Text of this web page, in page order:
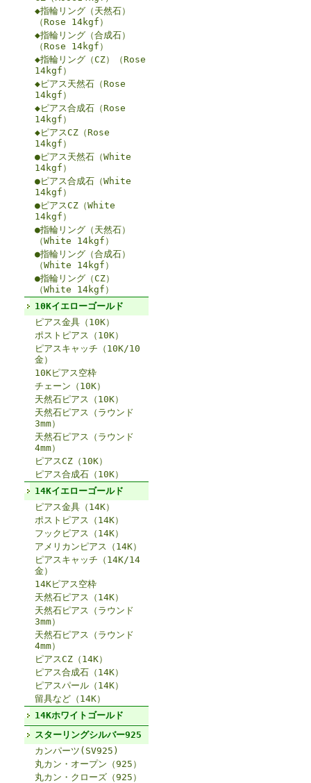
◆指輪リング（天然石）
（Rose 14kgf）
◆指輪リング（合成石）
（Rose 14kgf）
◆指輪リング（CZ）（Rose
14kgf）
◆ピアス天然石（Rose
14kgf）
◆ピアス合成石（Rose
14kgf）
◆ピアスCZ（Rose
14kgf）
●ピアス天然石（White
14kgf）
●ピアス合成石（White
14kgf）
●ピアスCZ（White
14kgf）
●指輪リング（天然石）
（White 14kgf）
●指輪リング（合成石）
（White 14kgf）
●指輪リング（CZ）
（White 14kgf）
10Kイエローゴールド
ピアス金具（10K）
ポストピアス（10K）
ピアスキャッチ（10K/10
金）
10Kピアス空枠
チェーン（10K）
天然石ピアス（10K）
天然石ピアス（ラウンド
3mm）
天然石ピアス（ラウンド
4mm）
ピアスCZ（10K）
ピアス合成石（10K）
14Kイエローゴールド
ピアス金具（14K）
ポストピアス（14K）
フックピアス（14K）
アメリカンピアス（14K）
ピアスキャッチ（14K/14
金）
14Kピアス空枠
天然石ピアス（14K）
天然石ピアス（ラウンド
3mm）
天然石ピアス（ラウンド
4mm）
ピアスCZ（14K）
ピアス合成石（14K）
ピアスパール（14K）
留具など（14K）
14Kホワイトゴールド
スターリングシルバー925
カンパーツ(SV925)
丸カン・オープン（925）
丸カン・クローズ（925）